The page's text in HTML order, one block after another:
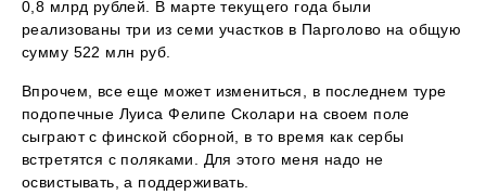
0,8 млрд рублей. В марте текущего года были
реализованы три из семи участков в Парголово на общую
сумму 522 млн руб.
Впрочем, все еще может измениться, в последнем туре
подопечные Луиса Фелипе Сколари на своем поле
сыграют с финской сборной, в то время как сербы
встретятся с поляками. Для этого меня надо не
освистывать, а поддерживать.